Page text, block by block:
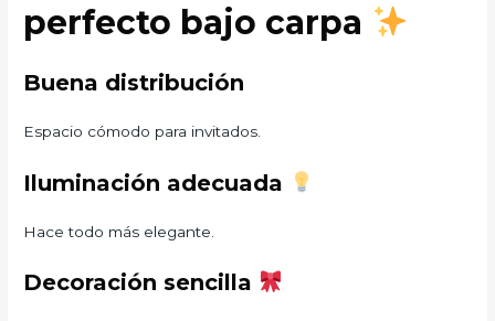
perfecto bajo carpa
Buena distribución
Espacio cómodo para invitados.
Iluminación adecuada
Hace todo más elegante.
Decoración sencilla